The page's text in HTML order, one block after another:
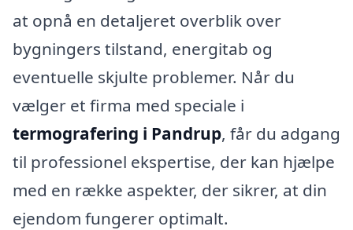
at opnå en detaljeret overblik over
bygningers tilstand, energitab og
eventuelle skjulte problemer. Når du
vælger et firma med speciale i
termografering i Pandrup, får du adgang
til professionel ekspertise, der kan hjælpe
med en række aspekter, der sikrer, at din
ejendom fungerer optimalt.